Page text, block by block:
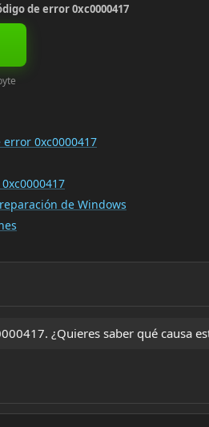
de error 0xc0000417
0xc0000417
de Windows
¿Quieres saber qué causa